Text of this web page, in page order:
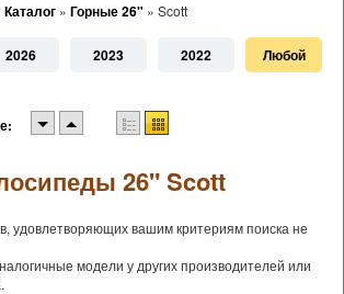
Каталог » Горные 26" » Scott
2026 2023 2022 Любой
26" Scott
удовлетворяющих вашим критериям поиска не
модели у других производителей или